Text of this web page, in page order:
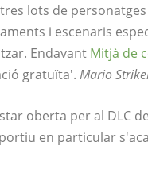
lots de
i escenaris
Endavant Mitjà de
gratuïta'. Mario
oberta per al DLC
en particular